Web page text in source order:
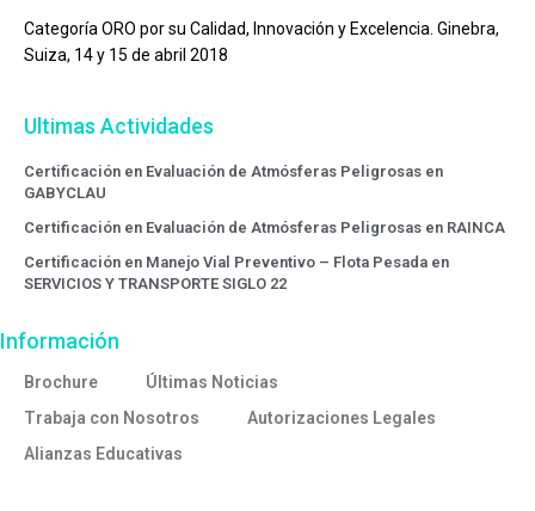
Categoría ORO por su Calidad, Innovación y Excelencia. Ginebra,
Suiza, 14 y 15 de abril 2018
Ultimas Actividades
Certificación en Evaluación de Atmósferas Peligrosas en
GABYCLAU
Certificación en Evaluación de Atmósferas Peligrosas en RAINCA
Certificación en Manejo Vial Preventivo – Flota Pesada en
SERVICIOS Y TRANSPORTE SIGLO 22
Información
Brochure
Últimas Noticias
Trabaja con Nosotros
Autorizaciones Legales
Alianzas Educativas